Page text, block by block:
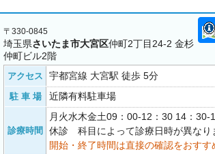
〒330-0845
埼玉県さいたま市大宮区仲町2丁目24-2 金杉
仲町ビル2階
アクセス 宇都宮線 大宮駅 徒歩 5分
駐 車 場 近隣有料駐車場
診療時間
月火水木金土09：00-12：30 14：
休診 科目によって診療日時が異なり
開始・終了時間は直接の確認をおすす